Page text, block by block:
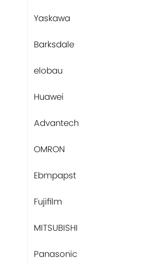
Yaskawa
Barksdale
elobau
Huawei
Advantech
OMRON
Ebmpapst
Fujifilm
MITSUBISHI
Panasonic